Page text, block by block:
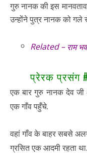
गुरु नानक की इस
उन्होंने पुत्र नानक को गले
Related – राम
प्रेरक प्रसंग
एक बार गुरु नानक देव जी
एक गाँव पहुँचे.
वहां गाँव के बाहर सबसे
ग्रसित एक आदमी रहता था.